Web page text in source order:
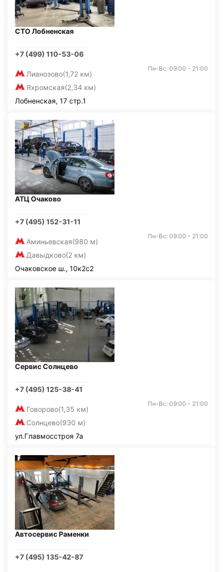
СТО Лобненская
+7 (499) 110-53-06
Лианозово(1,72 км)
Яхромская(2,34 км)
Пн-Вс: 09:00 - 21:00
Лобненская, 17 стр.1
АТЦ Очаково
+7 (495) 152-31-11
Аминьевская(980 м)
Давыдково(2 км)
Пн-Вс: 09:00 - 21:00
Очаковское ш., 10к2с2
Сервис Солнцево
+7 (495) 125-38-41
Говорово(1,35 км)
Солнцево(930 м)
Пн-Вс: 09:00 - 21:00
ул.Главмосстроя 7а
Автосервис Раменки
+7 (495) 135-42-87